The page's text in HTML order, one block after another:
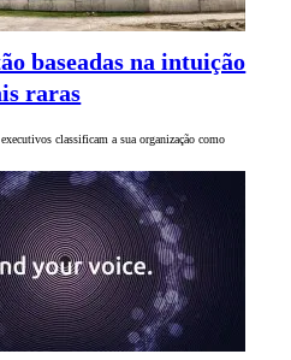
baseadas na intuição
raras
classificam a sua organização como